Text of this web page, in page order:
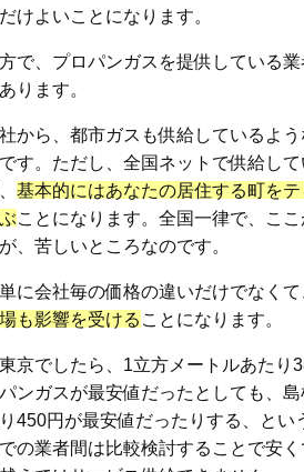
けよいことになります。
で、プロパンガスを提供している
ります。
から、都市ガスも供給しているよ
す。ただし、全国ネットで供給し
基本的にはあなたの居住する町を
ことになります。全国一律で、こ
、苦しいところなのです。
に会社毎の価格の違いだけでなく
も影響を受ける ことになります。
京でしたら、1立方メートルあたり
ンガスが最安値だったとしても、
り450円が最安値だったりする、とい
の業者間は比較検討することで安